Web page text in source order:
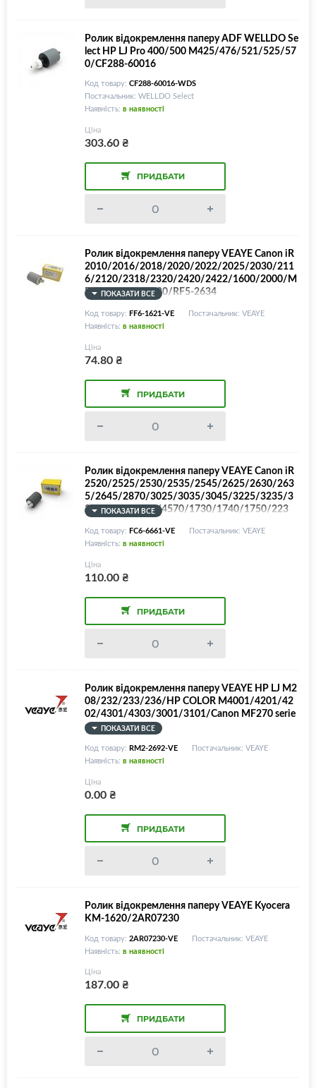
Ролик відокремлення паперу ADF WELLDO Se
lect HP LJ Pro 400/500 M425/476/521/525/57
0/CF288-60016
Код товару: CF288-60016-WDS
Постачальник: WELLDO Select
Наявність: в наявності
Ціна
303.60₴
ПРИДБАТИ
Ролик відокремлення паперу VEAYE Canon iR
2010/2016/2018/2020/2022/2025/2030/211
6/2120/2318/2320/2420/2422/1600/2000/M
F7120/7170/7180/RF5-2634
ПОКАЗАТИ ВСЕ
Код товару: FF6-1621-VE
Постачальник: VEAYE
Наявність: в наявності
Ціна
74.80₴
ПРИДБАТИ
Ролик відокремлення паперу VEAYE Canon iR
2520/2525/2530/2535/2545/2625/2630/263
5/2645/2870/3025/3035/3045/3225/3235/3
245/3530/3570/4570/1730/1740/1750/223
0/2270/iR-C2380/2570/2620/3080/3170/320
0/3220/3580/CLC3200/FC6-6661
ПОКАЗАТИ ВСЕ
Код товару: FC6-6661-VE
Постачальник: VEAYE
Наявність: в наявності
Ціна
110.00₴
ПРИДБАТИ
Ролик відокремлення паперу VEAYE HP LJ M2
08/232/233/236/HP COLOR M4001/4201/42
02/4301/4303/3001/3101/Canon MF270 serie
s, RM2-2695
ПОКАЗАТИ ВСЕ
Код товару: RM2-2692-VE
Постачальник: VEAYE
Наявність: в наявності
Ціна
0.00₴
ПРИДБАТИ
Ролик відокремлення паперу VEAYE Kyocera
KM-1620/2AR07230
Код товару: 2AR07230-VE
Постачальник: VEAYE
Наявність: в наявності
Ціна
187.00₴
ПРИДБАТИ